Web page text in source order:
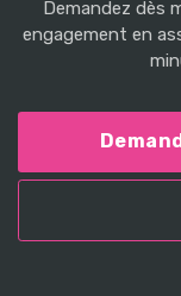
Demandez dès
engagement en